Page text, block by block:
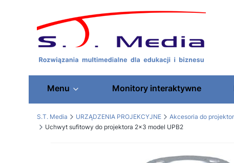
Menu Monitory interaktywne
S.T. Media URZĄDZENIA PROJEKCYJNE Akcesoria do
Uchwyt sufitowy do projektora 2x3 model UPB2